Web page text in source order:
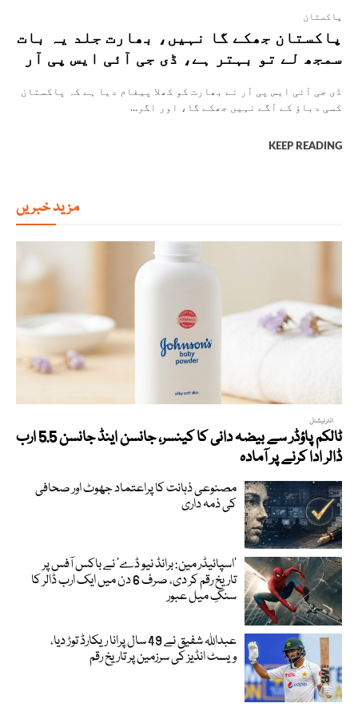
پاکستان
پاکستان جھکے گا نہیں، بھارت جلد یہ بات
سمجھ لے تو بہتر ہے، ڈی جی آئی ایس پی آر
ڈی جی آئی ایس پی آر نے بھارت کو کھلا پیغام دیا ہے کہ پاکستان
کسی دباؤ کے آگے نہیں جھکے گا، اور اگر...
KEEP READING
مزید خبریں
انٹرنیشنل
ٹالکم پاؤڈر سے بیضہ دانی کا کینسر، جانسن اینڈ جانسن 5.5 ارب
ڈالر ادا کرنے پر آمادہ
مصنوعی ذہانت کا پراعتماد جھوٹ اور صحافی
کی ذمہ داری
’اسپائیڈر مین: برانڈ نیو ڈے‘ نے باکس آفس پر
تاریخ رقم کر دی، صرف 6 دن میں ایک ارب ڈالر کا
سنگِ میل عبور
عبداللہ شفیق نے 49 سال پرانا ریکارڈ توڑ دیا،
ویسٹ انڈیز کی سرزمین پر تاریخ رقم